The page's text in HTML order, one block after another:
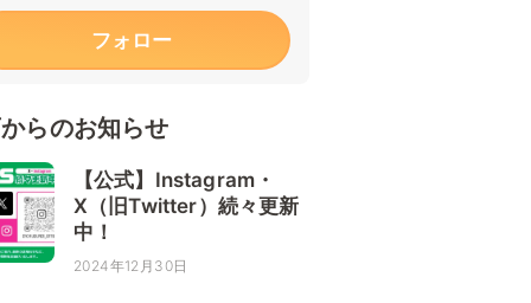
フォロー
らのお知らせ
【公式】Instagram・
X（旧Twitter）続々更新
中！
2024年12月30日